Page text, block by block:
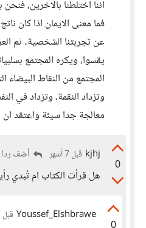
اننا اختلطنا بالاخرين،
فما معنى الايمان اذا كان
عن تجربتنا الشخصية، ثم
يقسوا، ويكره المجتمع
المجتمع من النقاط البيضاء
وتزداد النقمة، وتزداد في
معالجة جدا سيئة واعتقد
0
kjhj قبل 7 أشهر أضف ردا
هل قرأت الكتاب ام تُبدي
Youssef_Elshbrawe قبل 7 أشهر